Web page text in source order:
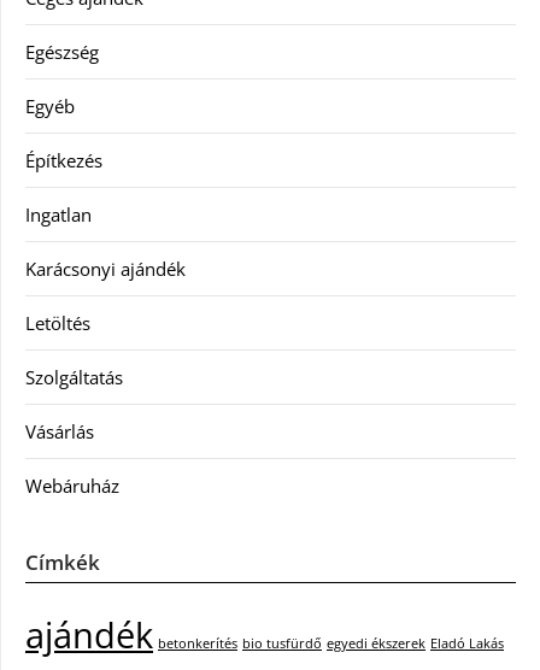
Egészség
Egyéb
Építkezés
Ingatlan
Karácsonyi ajándék
Letöltés
Szolgáltatás
Vásárlás
Webáruház
Címkék
ajándék betonkerítés bio tusfürdő egyedi ékszerek Eladó Lakás